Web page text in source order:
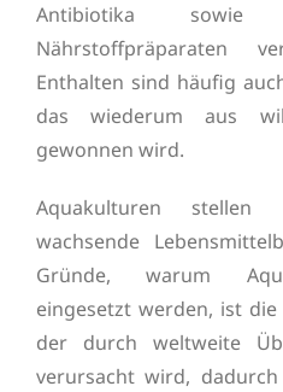
Antibiotika sowie
Nährstoffpräparaten
Enthalten sind häufig
das wiederum aus
gewonnen wird.
Aquakulturen
wachsende
Gründe, warum
eingesetzt werden, ist
der durch weltweite
verursacht wird,